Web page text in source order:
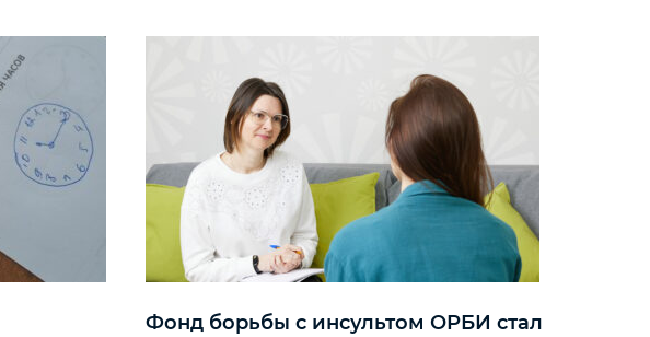
Фонд борьбы с инсультом ОРБИ стал